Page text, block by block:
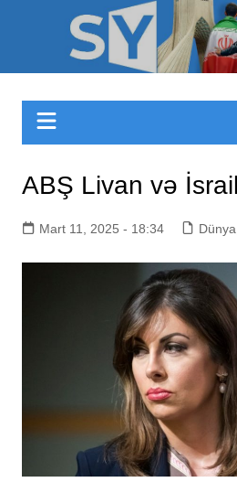
ABŞ Livan və
Mart 11, 2025 - 18:34 Dünya